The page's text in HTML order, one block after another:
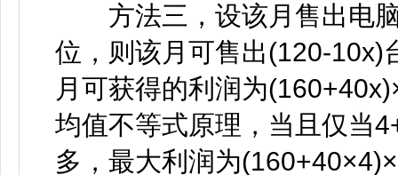
方法三，设该月售出电脑
位，则该月可售出(120-10x)
月可获得的利润为
均值不等式原理，当且仅当
多，最大利润为